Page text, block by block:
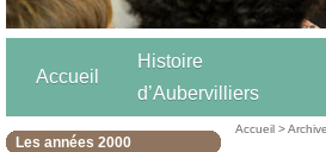
Accueil
Histoire
d’Aubervilliers
Les années 2000
Accueil >